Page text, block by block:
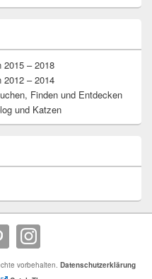
– 2018
– 2014
Finden und Entdecken
und Katzen
vorbehalten. Datenschutzerklärung